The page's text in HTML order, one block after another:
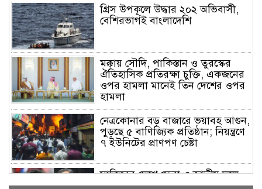
গ্রিস উপকূলে উদ্ধার ২০২ অভিবাসী,
বেশিরভাগই বাংলাদেশি
মক্কায় সৌদি, পাকিস্তান ও তুরস্কের
ঐতিহাসিক প্রতিরক্ষা চুক্তি, একজনের
ওপর হামলা মানেই তিন দেশের ওপর
হামলা
নেত্রকোনার বড় বাজারে ভয়াবহ আগুন,
পুড়ছে ৫ বাণিজ্যিক প্রতিষ্ঠান; নিয়ন্ত্রণে
৭ ইউনিটের প্রাণপণ চেষ্টা
সাকিবের দেশে ফেরা ও জাতীয় দলে
ফেরার সম্ভাবনা নেই, ইঙ্গিত ক্রীড়া